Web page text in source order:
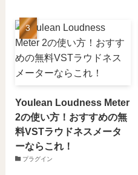
Youlean Loudness Meter
2の使い方！おすすめの無
料VSTラウドネスメータ
ーならこれ！
プラグイン